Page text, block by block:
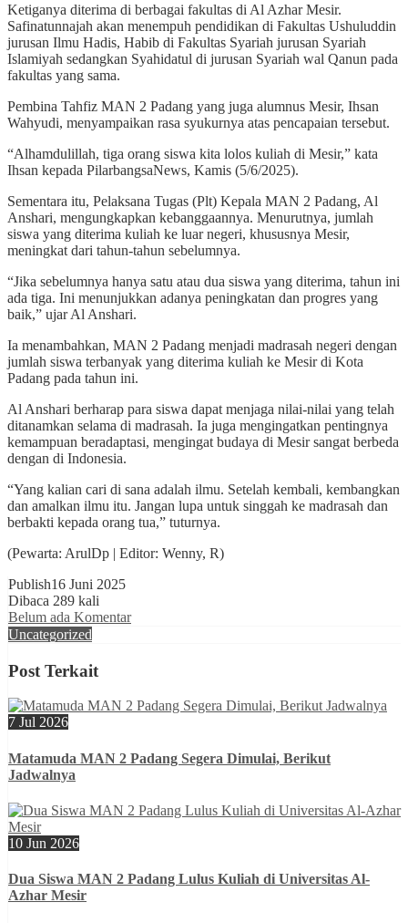
Ketiganya diterima di berbagai fakultas di Al Azhar Mesir.
Safinatunnajah akan menempuh pendidikan di Fakultas Ushuluddin
jurusan Ilmu Hadis, Habib di Fakultas Syariah jurusan Syariah
Islamiyah sedangkan Syahidatul di jurusan Syariah wal Qanun pada
fakultas yang sama.
Pembina Tahfiz MAN 2 Padang yang juga alumnus Mesir, Ihsan
Wahyudi, menyampaikan rasa syukurnya atas pencapaian tersebut.
“Alhamdulillah, tiga orang siswa kita lolos kuliah di Mesir,” kata
Ihsan kepada PilarbangsaNews, Kamis (5/6/2025).
Sementara itu, Pelaksana Tugas (Plt) Kepala MAN 2 Padang, Al
Anshari, mengungkapkan kebanggaannya. Menurutnya, jumlah
siswa yang diterima kuliah ke luar negeri, khususnya Mesir,
meningkat dari tahun-tahun sebelumnya.
“Jika sebelumnya hanya satu atau dua siswa yang diterima, tahun ini
ada tiga. Ini menunjukkan adanya peningkatan dan progres yang
baik,” ujar Al Anshari.
Ia menambahkan, MAN 2 Padang menjadi madrasah negeri dengan
jumlah siswa terbanyak yang diterima kuliah ke Mesir di Kota
Padang pada tahun ini.
Al Anshari berharap para siswa dapat menjaga nilai-nilai yang telah
ditanamkan selama di madrasah. Ia juga mengingatkan pentingnya
kemampuan beradaptasi, mengingat budaya di Mesir sangat berbeda
dengan di Indonesia.
“Yang kalian cari di sana adalah ilmu. Setelah kembali, kembangkan
dan amalkan ilmu itu. Jangan lupa untuk singgah ke madrasah dan
berbakti kepada orang tua,” tuturnya.
(Pewarta: ArulDp | Editor: Wenny, R)
Publish16 Juni 2025
Dibaca 289 kali
Belum ada Komentar
Uncategorized
Post Terkait
7 Jul 2026
Matamuda MAN 2 Padang Segera Dimulai, Berikut
Jadwalnya
10 Jun 2026
Dua Siswa MAN 2 Padang Lulus Kuliah di Universitas Al-
Azhar Mesir